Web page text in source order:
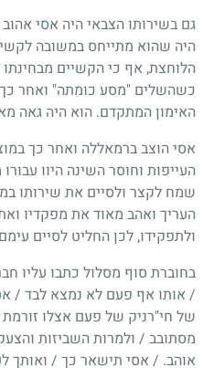
גם בשירותו הצבאי היה אסי
היה שהוא מתייחס במשובה
הלוחצת, אף כי הקשיים מבחינתו
כשהשלים "מסע כומתה" ואחר
האימון המתקדם. הוא היה גאה
אסי הוצב ברמאללה ואחר כך
העייפות וחוסר השינה היוו
שמח לקצר ולסיים את שירותו
העריך ואהב מאוד את מפקדיו
ולתפקידו, לכן החליט לסיים
בחוברת סוף מסלול כתבו עליו
/ אותו אף פעם לא נמצא לבד /
של חי"רניק של פעם אצלו
מסתובב / ולמרות השביזות
אוהב. / אסי תישאר כך / ואותך